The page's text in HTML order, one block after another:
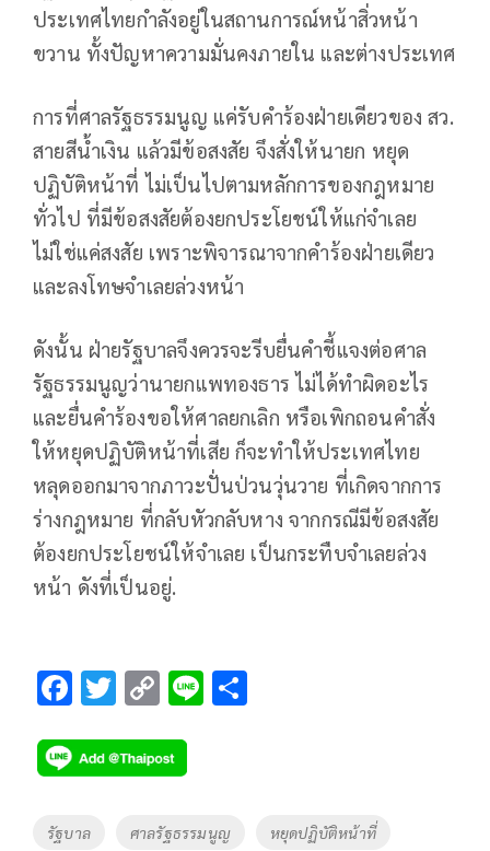
ประเทศไทยกำลังอยู่ในสถานการณ์หน้าสิ่วหน้า
ขวาน ทั้งปัญหาความมั่นคงภายใน และต่างประเทศ
การที่ศาลรัฐธรรมนูญ แค่รับคำร้องฝ่ายเดียวของ สว.
สายสีน้ำเงิน แล้วมีข้อสงสัย จึงสั่งให้นายก หยุด
ปฏิบัติหน้าที่ ไม่เป็นไปตามหลักการของกฎหมาย
ทั่วไป ที่มีข้อสงสัยต้องยกประโยชน์ให้แก่จำเลย
ไม่ใช่แค่สงสัย เพราะพิจารณาจากคำร้องฝ่ายเดียว
และลงโทษจำเลยล่วงหน้า
ดังนั้น ฝ่ายรัฐบาลจึงควรจะรีบยื่นคำชี้แจงต่อศาล
รัฐธรรมนูญว่านายกแพทองธาร ไม่ได้ทำผิดอะไร
และยื่นคำร้องขอให้ศาลยกเลิก หรือเพิกถอนคำสั่ง
ให้หยุดปฏิบัติหน้าที่เสีย ก็จะทำให้ประเทศไทย
หลุดออกมาจากภาวะปั่นป่วนวุ่นวาย ที่เกิดจากการ
ร่างกฎหมาย ที่กลับหัวกลับหาง จากกรณีมีข้อสงสัย
ต้องยกประโยชน์ให้จำเลย เป็นกระทืบจำเลยล่วง
หน้า ดังที่เป็นอยู่.
F
e
b
o
T
tt
er
C
p
y
Li
Li
Tags
รัฐบาล ศาลรัฐธรรมนูญ หยุดปฏิบัติหน้าที่